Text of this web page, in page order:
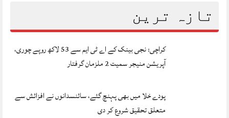
تازہ ترین
کراچی: نجی بینک کے اے ٹی ایم سے 53 لاکھ روپے چوری،
آپریشن منیجر سمیت 2 ملزمان گرفتار
پودے خلا میں بھی پہنچ گئے، سائنسدانوں نے افزائش سے
متعلق تحقیق شروع کر دی